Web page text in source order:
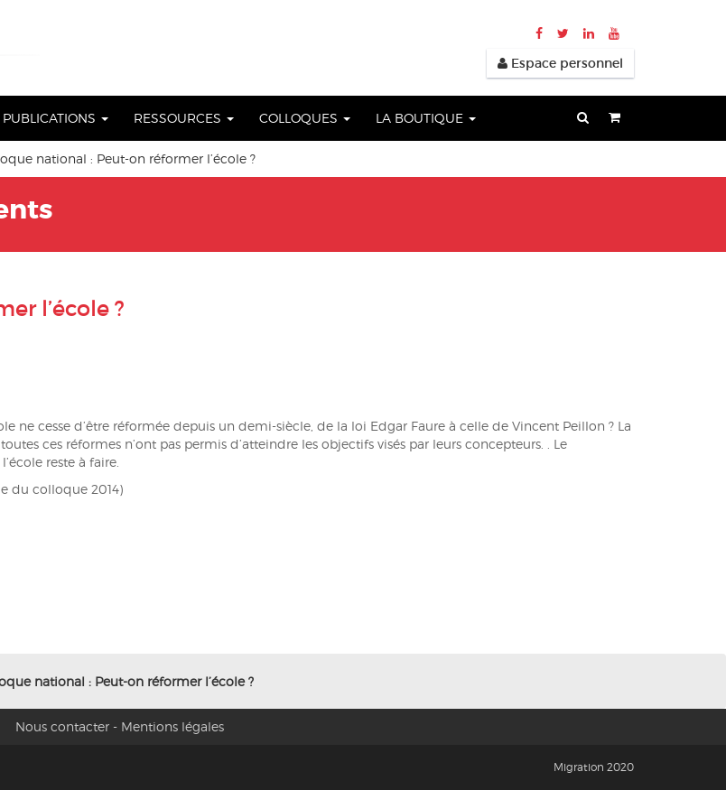
Espace personnel
PUBLICATIONS RESSOURCES COLLOQUES LA BOUTIQUE
national : Peut-on réformer l’école ?
l’école ?
ne cesse d’être réformée depuis un demi-siècle, de la loi Edgar Faure à celle de Vincent Peillon ? La
ces réformes n’ont pas permis d’atteindre les objectifs visés par leurs concepteurs. . Le
reste à faire.
du colloque 2014)
national : Peut-on réformer l’école ?
Nous contacter- Mentions légales
Migration 2020